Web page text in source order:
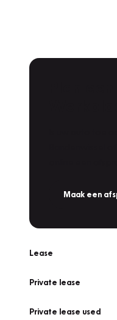
Maak een
Lease
Private lease
Private lease used